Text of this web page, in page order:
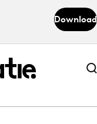
Download
Abonneer nu
Abonneer nu